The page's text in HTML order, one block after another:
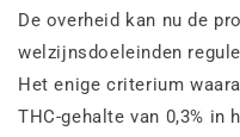
De overheid kan nu de
welzijnsdoeleinden
Het enige criterium
THC-gehalte van 0,3% in